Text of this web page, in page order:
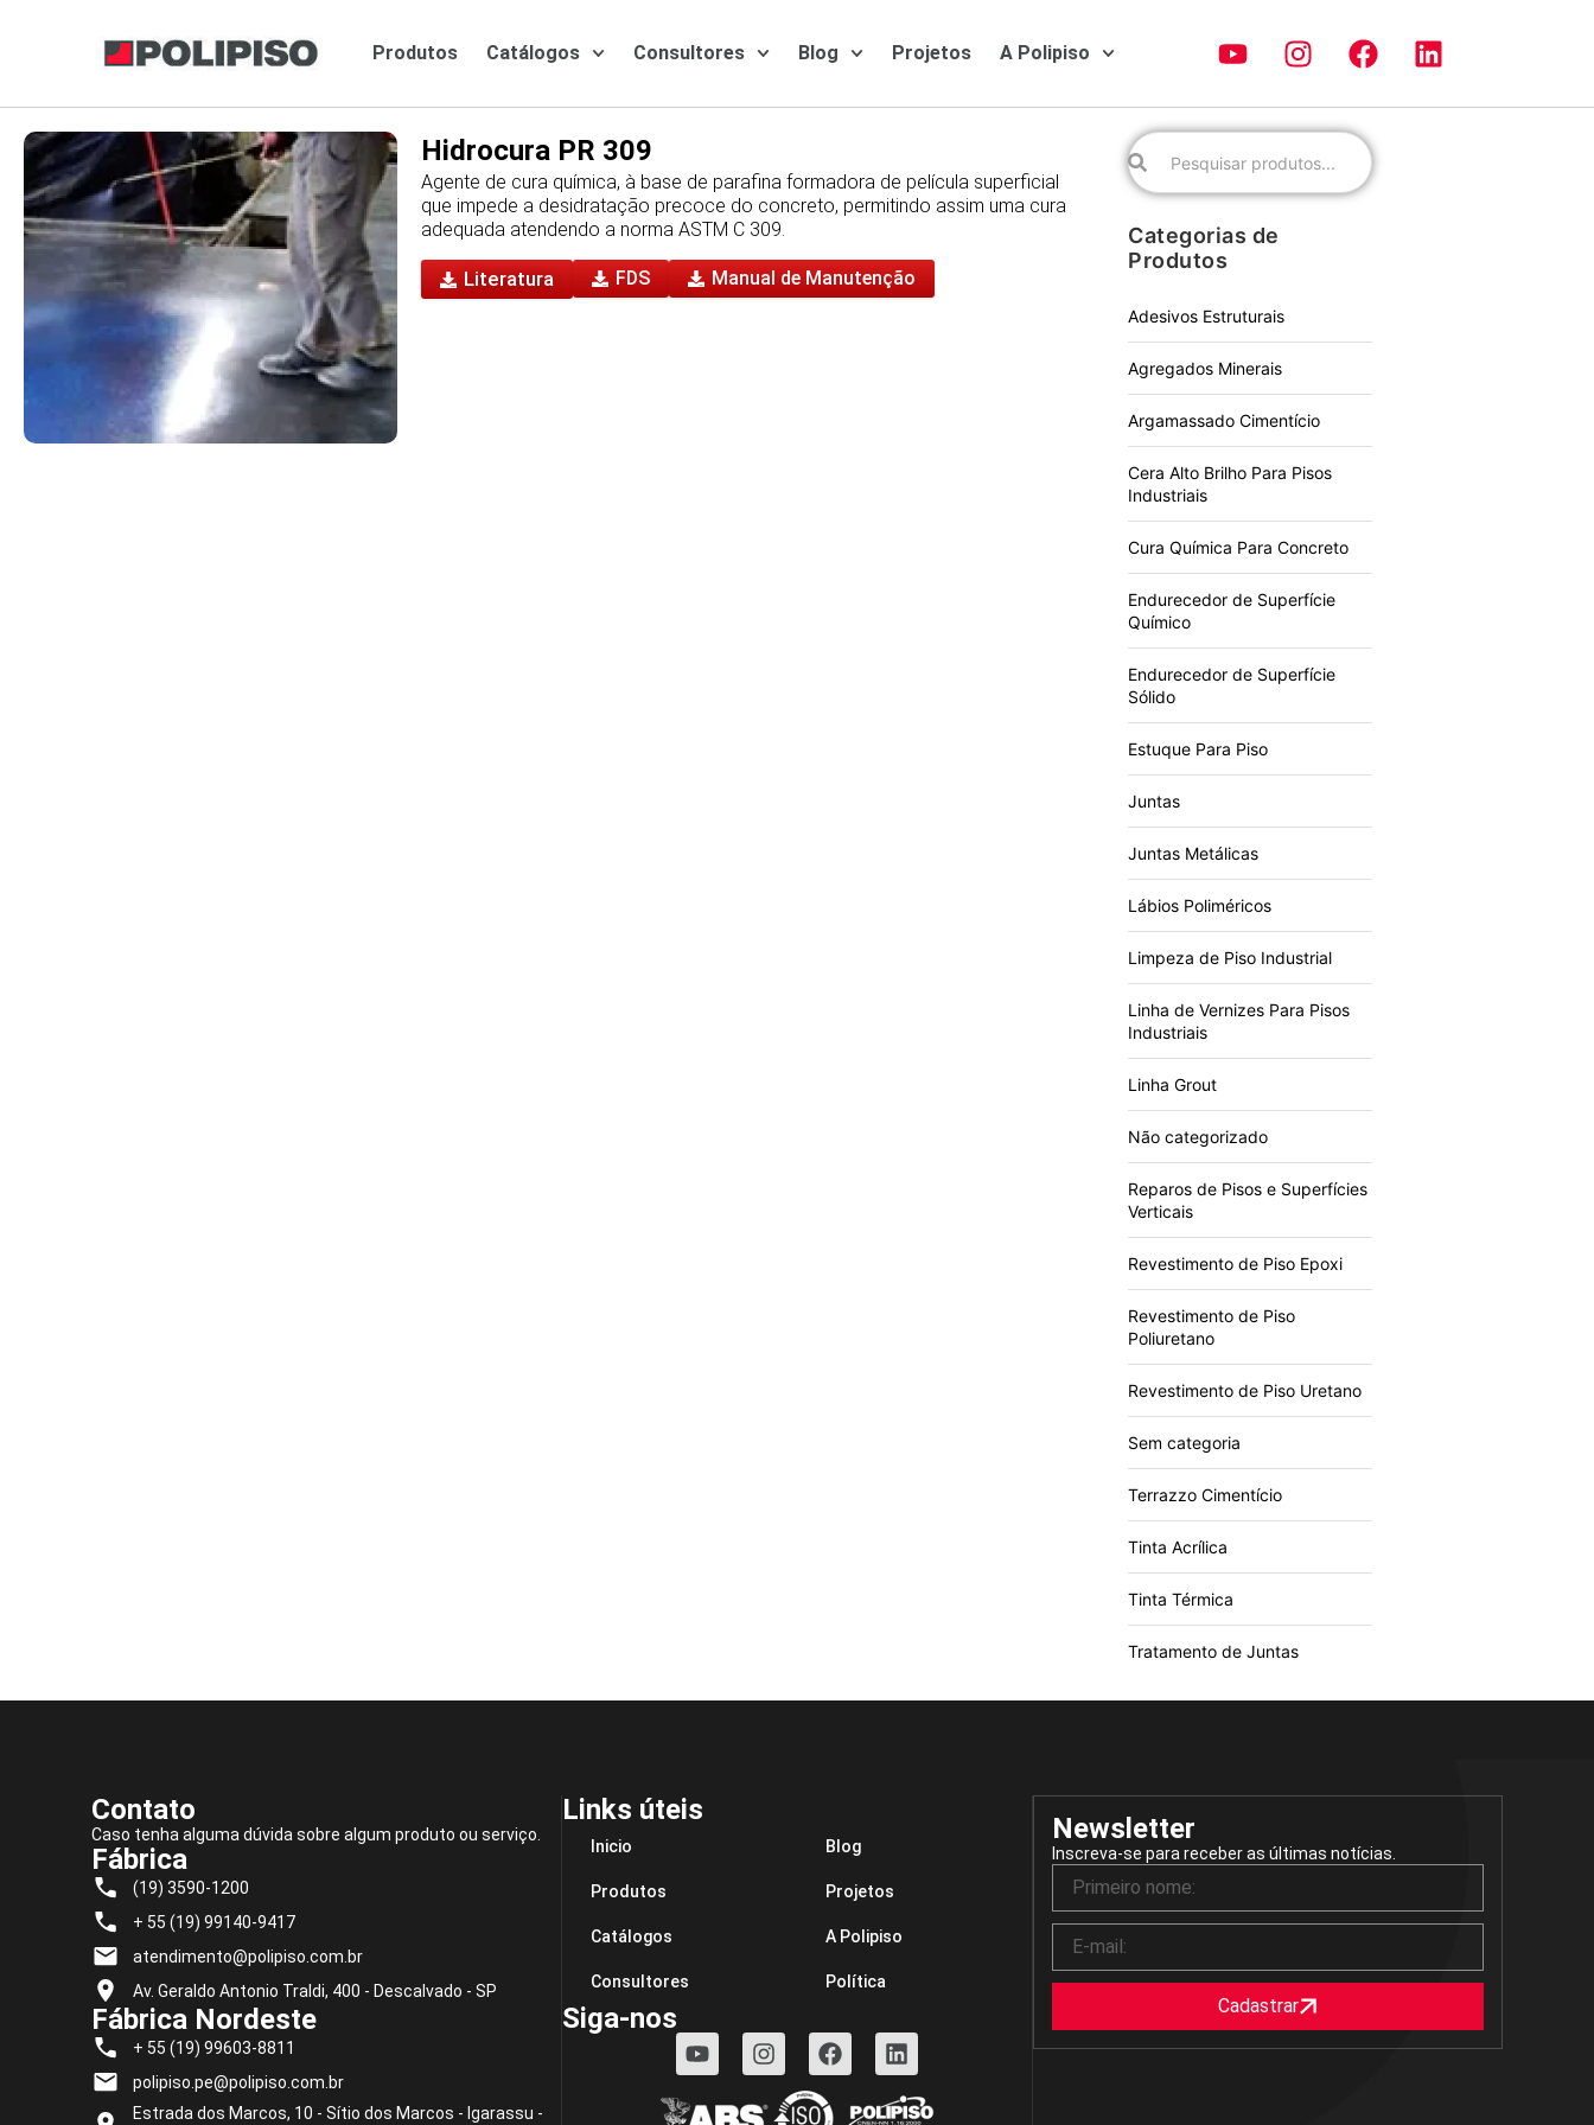
Produtos Catálogos Consultores Blog Projetos A Polipiso
Hidrocura PR 309
Agente de cura química, à base de parafina formadora de película superficial
que impede a desidratação precoce do concreto, permitindo assim uma cura
adequada atendendo a norma ASTM C 309.
Literatura FDS Manual de Manutenção
Categorias de
Produtos
Adesivos Estruturais
Agregados Minerais
Argamassado Cimentício
Cera Alto Brilho Para Pisos
Industriais
Cura Química Para Concreto
Endurecedor de Superfície
Químico
Endurecedor de Superfície
Sólido
Estuque Para Piso
Juntas
Juntas Metálicas
Lábios Poliméricos
Limpeza de Piso Industrial
Linha de Vernizes Para Pisos
Industriais
Linha Grout
Não categorizado
Reparos de Pisos e Superfícies
Verticais
Revestimento de Piso Epoxi
Revestimento de Piso
Poliuretano
Revestimento de Piso Uretano
Sem categoria
Terrazzo Cimentício
Tinta Acrílica
Tinta Térmica
Tratamento de Juntas
Contato
Caso tenha alguma dúvida sobre algum produto ou serviço.
Fábrica
(19) 3590-1200
+ 55 (19) 99140-9417
atendimento@polipiso.com.br
Av. Geraldo Antonio Traldi, 400 - Descalvado - SP
Fábrica Nordeste
+ 55 (19) 99603-8811
polipiso.pe@polipiso.com.br
Estrada dos Marcos, 10 - Sítio dos Marcos - Igarassu -
Links úteis
Inicio
Produtos
Catálogos
Consultores
Blog
Projetos
A Polipiso
Política
Siga-nos
Newsletter
Inscreva-se para receber as últimas notícias.
Cadastrar